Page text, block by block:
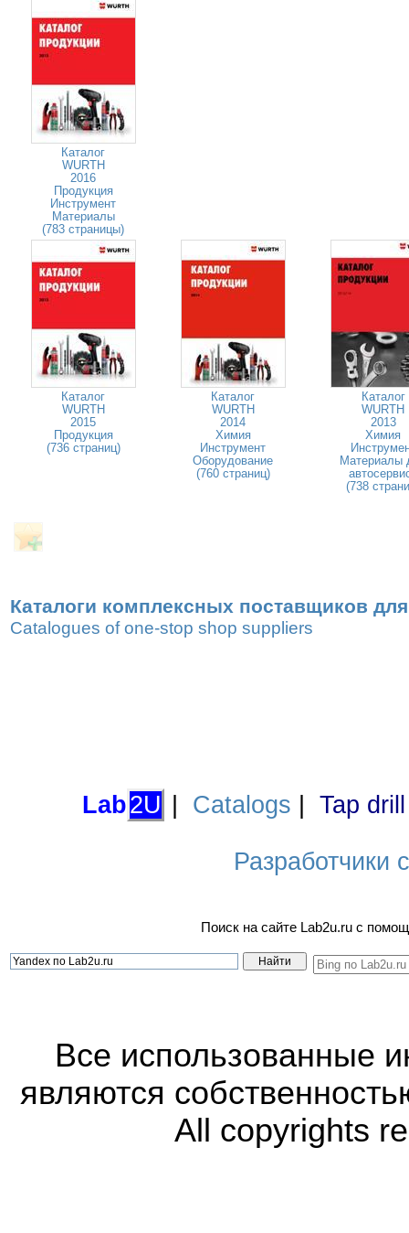
Каталог
WURTH
2016
Продукция
Инструмент
Материалы
(783 страницы)
Каталог
WURTH
2015
Продукция
(736 страниц)
Каталог
WURTH
2014
Химия
Инструмент
Оборудование
(760 страниц)
Каталог
WURTH
2013
Химия
Материалы
(738
Каталоги комплексных поставщиков
Catalogues of one-stop shop suppliers
Lab2U Catalogs Tap
Разработчики
Поиск на сайте Lab2u.ru с
Все использованные
являются
All copyrights